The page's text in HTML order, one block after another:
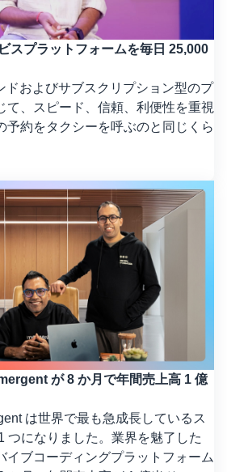
スプラットフォームを毎日 25,000
ドおよびサブスクリプション型のプ
て、スピード、信頼、利便性を重視
予約をタクシーを呼ぶのと同じくら
が 8 か月で年間売上高 1 億
は世界で最も急成長しているス
つになりました。業界を魅了した
イブコーディングプラットフォーム